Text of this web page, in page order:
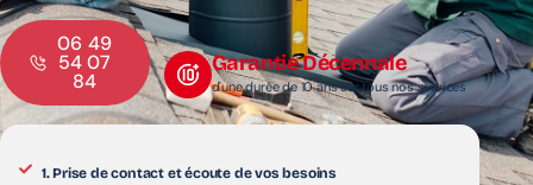
06 49
54 07
84
Garantie Décennale
d'une durée de 10 ans sur tous nos services
1. Prise de contact et écoute de vos besoins